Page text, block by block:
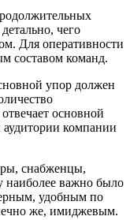
чего
Для оперативности
составом команд.
упор должен
основной
аудитории компании
снабженцы,
наиболее важно было
удобным по
же, имиджевым.